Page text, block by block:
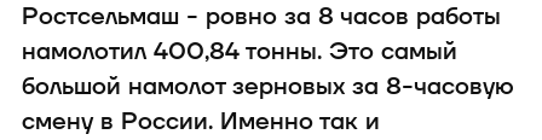
Ростсельмаш - ровно за 8 часов работы
намолотил 400,84 тонны. Это самый
большой намолот зерновых за 8-часовую
смену в России. Именно так и